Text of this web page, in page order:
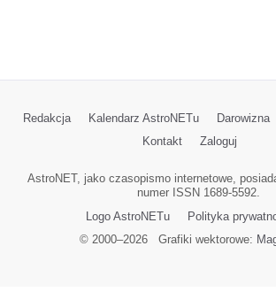
Redakcja Kalendarz AstroNETu Darowizna
Kontakt
Zaloguj
AstroNET, jako czasopismo internetowe,
numer ISSN 1689-5592.
Logo AstroNETu
Polityka
© 2000–2026Grafiki wektorowe: